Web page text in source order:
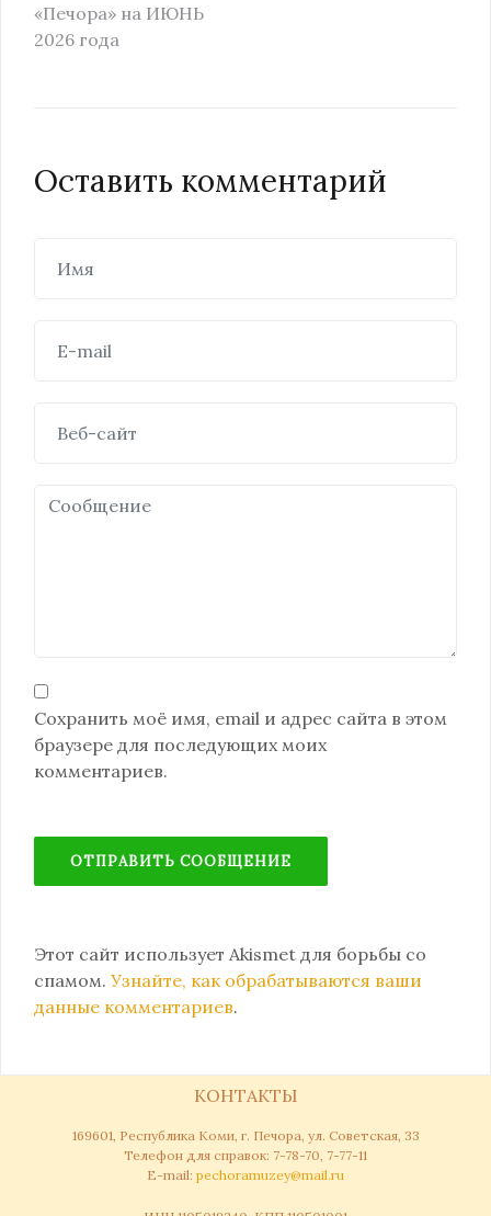
«Печора» на ИЮНЬ
2026 года
Оставить комментарий
Сохранить моё имя, email и адрес сайта в этом
браузере для последующих моих
комментариев.
Этот сайт использует Akismet для борьбы со
спамом. Узнайте, как обрабатываются ваши
данные комментариев.
КОНТАКТЫ
169601, Республика Коми, г. Печора, ул. Советская, 33
Телефон для справок: 7-78-70, 7-77-11
Е-mail: pechoramuzey@mail.ru